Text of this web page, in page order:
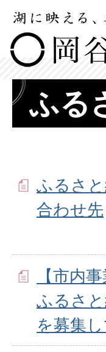
ふる
ふるさ
合わせ先
【市内
ふるさ
を募集